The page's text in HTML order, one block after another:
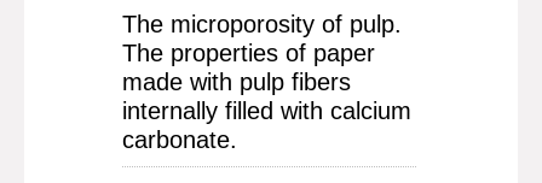
The microporosity of pulp.
The properties of paper
made with pulp fibers
internally filled with calcium
carbonate.